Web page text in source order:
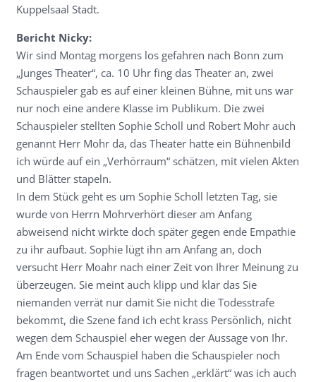
Kuppelsaal Stadt.
Bericht Nicky:
Wir sind Montag morgens los gefahren nach Bonn zum
„Junges Theater“, ca. 10 Uhr fing das Theater an, zwei
Schauspieler gab es auf einer kleinen Bühne, mit uns war
nur noch eine andere Klasse im Publikum. Die zwei
Schauspieler stellten Sophie Scholl und Robert Mohr auch
genannt Herr Mohr da, das Theater hatte ein Bühnenbild
ich würde auf ein „Verhörraum“ schätzen, mit vielen Akten
und Blätter stapeln.
In dem Stück geht es um Sophie Scholl letzten Tag, sie
wurde von Herrn Mohrverhört dieser am Anfang
abweisend nicht wirkte doch später gegen ende Empathie
zu ihr aufbaut. Sophie lügt ihn am Anfang an, doch
versucht Herr Moahr nach einer Zeit von Ihrer Meinung zu
überzeugen. Sie meint auch klipp und klar das Sie
niemanden verrät nur damit Sie nicht die Todesstrafe
bekommt, die Szene fand ich echt krass Persönlich, nicht
wegen dem Schauspiel eher wegen der Aussage von Ihr.
Am Ende vom Schauspiel haben die Schauspieler noch
fragen beantwortet und uns Sachen „erklärt“ was ich auch